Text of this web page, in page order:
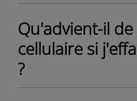
Qu'advient-il
cellulaire si
?